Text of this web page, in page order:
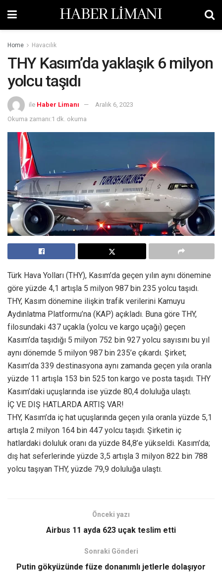
HABER LİMANI
Home Havacılık
THY Kasım’da yaklaşık 6 milyon
yolcu taşıdı
ile Haber Limanı
Aralık 6, 2023
Okuma zamanı:1 dk. okuma
Türk Hava Yolları (THY), Kasım’da geçen yılın aynı dönemine
göre yüzde 4,1 artışla 5 milyon 987 bin 235 yolcu taşıdı.
THY, Kasım dönemine ilişkin trafik verilerini Kamuyu
Aydınlatma Platformu’na (KAP) açıkladı. Buna göre THY,
filosundaki 437 uçakla (yolcu ve kargo uçağı) geçen
Kasım’da taşıdığı 5 milyon 752 bin 927 yolcu sayısını bu yıl
aynı dönemde 5 milyon 987 bin 235’e çıkardı. Şirket;
Kasım’da 339 destinasyona aynı zamanda geçen yıla oranla
yüzde 11 artışla 153 bin 525 ton kargo ve posta taşıdı. THY
Kasım’daki uçuşlarında ise yüzde 80,4 doluluğa ulaştı.
İÇ VE DIŞ HATLARDA ARTIŞ VAR!
THY, Kasım’da iç hat uçuşlarında geçen yıla oranla yüzde 5,1
artışla 2 milyon 164 bin 447 yolcu taşıdı. Şirketin iç
hatlardaki doluluk oranı da yüzde 84,8’e yükseldi. Kasım’da;
dış hat seferlerinde yüzde 3,5 artışla 3 milyon 822 bin 788
yolcu taşıyan THY, yüzde 79,9 doluluğa ulaştı.
Önceki yazı
Airbus 11 ayda 623 uçak teslim etti
Sonraki Gönderi
Putin gökyüzünde füze donanımlı jetlerle dolaşıyor